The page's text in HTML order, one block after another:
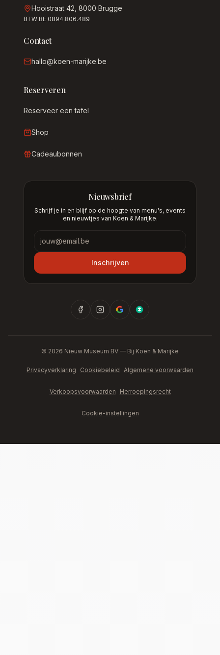
Hooistraat 42, 8000 Brugge
BTW BE 0894.806.489
Contact
hallo@koen-marijke.be
Reserveren
Reserveer een tafel
Shop
Cadeaubonnen
Nieuwsbrief
Schrijf je in en blijf op de hoogte van menu's, events
en nieuwtjes van Koen & Marijke.
Nieuwsbrief
Inschrijven
© 2026 Nieuw Museum BV — Bij Koen & Marijke
Privacyverklaring Cookiebeleid Algemene voorwaarden
Verkoopsvoorwaarden Herroepingsrecht
Cookie-instellingen